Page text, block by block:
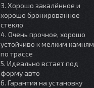
3. Хорошо закалённое и
хорошо бронированное
стекло
4. Очень прочное, хорошо
устойчиво к мелким камням
по трассе
5. Идеально встает под
форму авто
6. Гарантия на установку